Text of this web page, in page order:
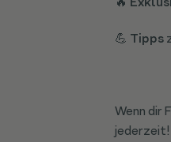
💪 Tipps
Wenn dir
jederzeit!